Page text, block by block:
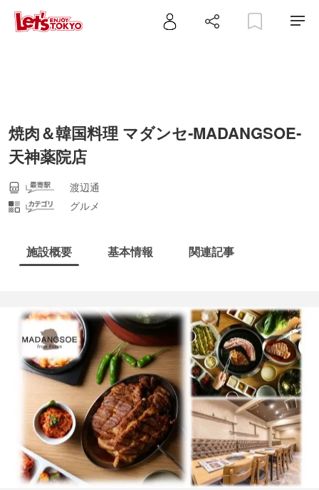
焼肉＆韓国料理 マダンセ‐MADANGSOE‐
天神薬院店
渡辺通
グルメ
施設概要 基本情報 関連記事